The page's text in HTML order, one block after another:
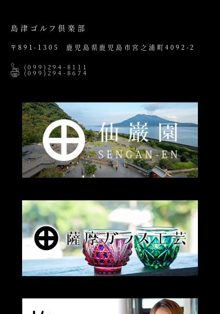
島津ゴルフ倶楽部
〒891-1305 鹿児島県鹿児島市宮之浦町4092-2
(099)294-8111
(099)294-8674